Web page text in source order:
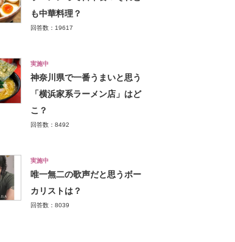
も中華料理？
回答数：19617
実施中
神奈川県で一番うまいと思う
「横浜家系ラーメン店」はど
こ？
回答数：8492
実施中
唯一無二の歌声だと思うボー
カリストは？
回答数：8039